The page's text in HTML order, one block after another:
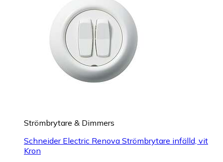
Strömbrytare & Dimmers
Schneider Electric Renova Strömbrytare infälld, vit
Kron